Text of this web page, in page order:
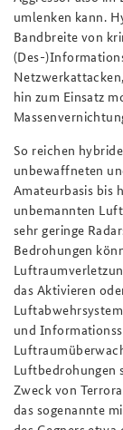
umlenken kann.
Bandbreite von
(Des-
hin zum Einsatz
So reichen
unbewaffneten
Amateurbasis bis
unbemannten
sehr geringe
Bedrohungen
das Aktivieren
und
Luftbedrohungen
Zweck von
das sogenannte